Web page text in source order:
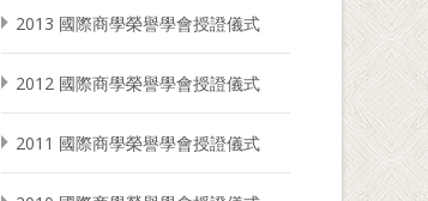
2013 國際商學榮譽學會授證儀式
2012 國際商學榮譽學會授證儀式
2011 國際商學榮譽學會授證儀式